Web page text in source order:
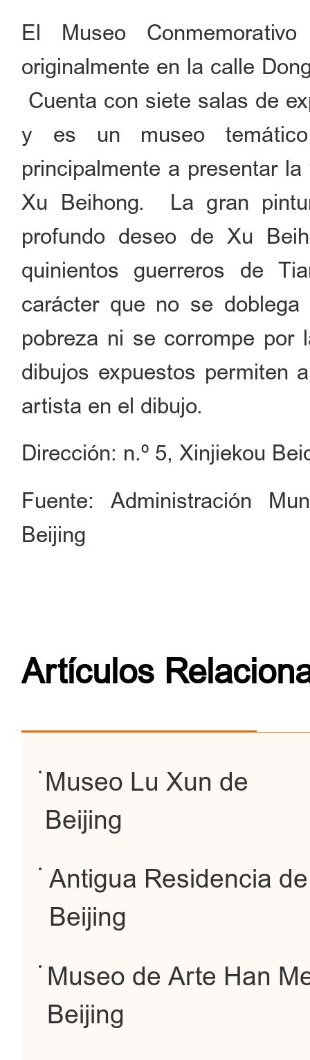
El Museo
originalmente en la calle
Cuenta con siete salas de
y es un museo
principalmente a presentar
Xu Beihong. La gran
profundo deseo de Xu
quinientos guerreros de
carácter que no se
pobreza ni se corrompe por
dibujos expuestos permiten
artista en el dibujo.
Dirección: n.º 5, Xinjiekou
Fuente: Administración
Beijing
Artículos
Museo Lu Xun de
Beijing
Antigua Residencia
Beijing
Museo de Arte Han
Beijing